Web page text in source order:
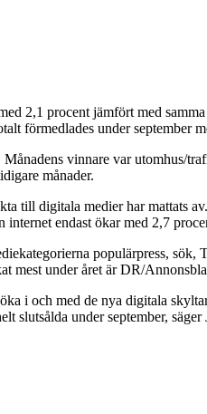
2,1 procent jämfört med
förmedlades under september
vinnare var
månader.
digitala medier har mattats
endast ökar med 2,7
populärpress, sök,
mest under året är DR/
i och med de nya digitala
slutsålda under september,